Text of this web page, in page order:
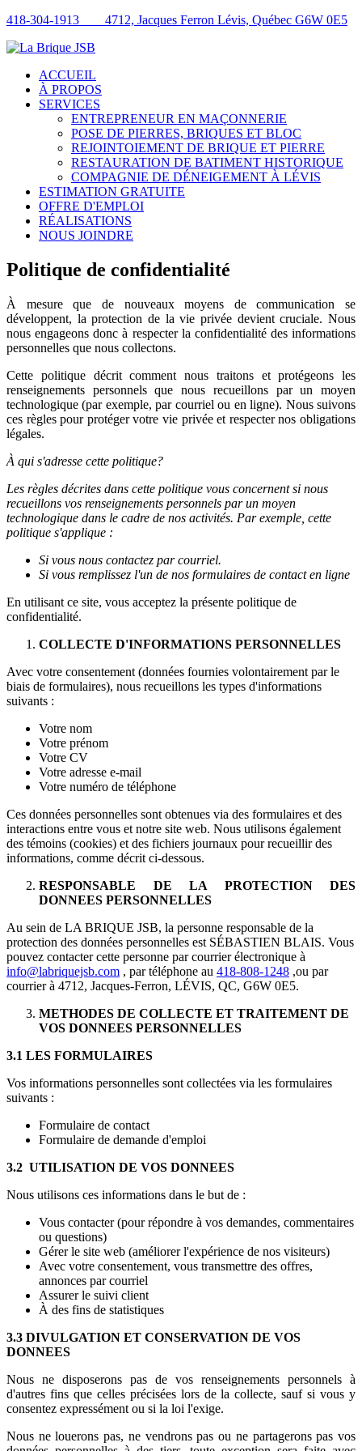
418-304-1913 4712, Jacques Ferron Lévis, Québec G6W 0E5
ACCUEIL
À PROPOS
SERVICES
ENTREPRENEUR EN MAÇONNERIE
POSE DE PIERRES, BRIQUES ET BLOC
REJOINTOIEMENT DE BRIQUE ET PIERRE
RESTAURATION DE BATIMENT HISTORIQUE
COMPAGNIE DE DÉNEIGEMENT À LÉVIS
ESTIMATION GRATUITE
OFFRE D'EMPLOI
RÉALISATIONS
NOUS JOINDRE
Politique de confidentialité
À mesure que de nouveaux moyens de communication se
développent, la protection de la vie privée devient cruciale. Nous
nous engageons donc à respecter la confidentialité des informations
personnelles que nous collectons.
Cette politique décrit comment nous traitons et protégeons les
renseignements personnels que nous recueillons par un moyen
technologique (par exemple, par courriel ou en ligne). Nous suivons
ces règles pour protéger votre vie privée et respecter nos obligations
légales.
À qui s'adresse cette politique?
Les règles décrites dans cette politique vous concernent si nous
recueillons vos renseignements personnels par un moyen
technologique dans le cadre de nos activités. Par exemple, cette
politique s'applique :
Si vous nous contactez par courriel.
Si vous remplissez l'un de nos formulaires de contact en ligne
En utilisant ce site, vous acceptez la présente politique de
confidentialité.
COLLECTE D'INFORMATIONS PERSONNELLES
Avec votre consentement (données fournies volontairement par le
biais de formulaires), nous recueillons les types d'informations
suivants :
Votre nom
Votre prénom
Votre CV
Votre adresse e-mail
Votre numéro de téléphone
Ces données personnelles sont obtenues via des formulaires et des
interactions entre vous et notre site web. Nous utilisons également
des témoins (cookies) et des fichiers journaux pour recueillir des
informations, comme décrit ci-dessous.
RESPONSABLE DE LA PROTECTION DES
DONNEES PERSONNELLES
Au sein de LA BRIQUE JSB, la personne responsable de la
protection des données personnelles est SÉBASTIEN BLAIS. Vous
pouvez contacter cette personne par courrier électronique à
info@labriquejsb.com , par téléphone au 418-808-1248 ,ou par
courrier à 4712, Jacques-Ferron, LÉVIS, QC, G6W 0E5.
METHODES DE COLLECTE ET TRAITEMENT DE
VOS DONNEES PERSONNELLES
3.1 LES FORMULAIRES
Vos informations personnelles sont collectées via les formulaires
suivants :
Formulaire de contact
Formulaire de demande d'emploi
3.2 UTILISATION DE VOS DONNEES
Nous utilisons ces informations dans le but de :
Vous contacter (pour répondre à vos demandes, commentaires
ou questions)
Gérer le site web (améliorer l'expérience de nos visiteurs)
Avec votre consentement, vous transmettre des offres,
annonces par courriel
Assurer le suivi client
À des fins de statistiques
3.3 DIVULGATION ET CONSERVATION DE VOS
DONNEES
Nous ne disposerons pas de vos renseignements personnels à
d'autres fins que celles précisées lors de la collecte, sauf si vous y
consentez expressément ou si la loi l'exige.
Nous ne louerons pas, ne vendrons pas ou ne partagerons pas vos